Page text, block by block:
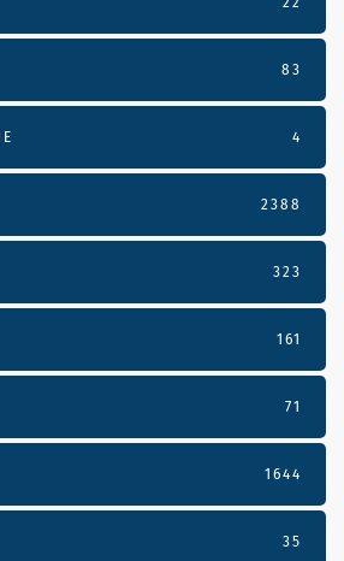
83
4
2388
323
161
71
1644
35